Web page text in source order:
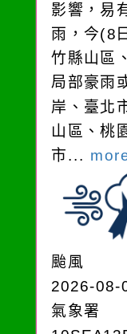
影響，易
雨，今(8
竹縣山區
局部豪雨
岸、臺北
山區、桃
市...
颱風
2026-08-
氣象署